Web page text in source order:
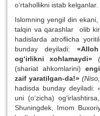
o‘rtahollikni istab kelganlar.
Islomning yengil din
talqin va qarashlar olib
hadislarda atroflicha
bunday deyiladi:
og‘irlikni xohlamaydi»
(shariat ahkomlarini)
zaif yaratilgan-da!»
hadisda bunday deyiladi:
uni (o‘zicha)
Shuningdek, Imom